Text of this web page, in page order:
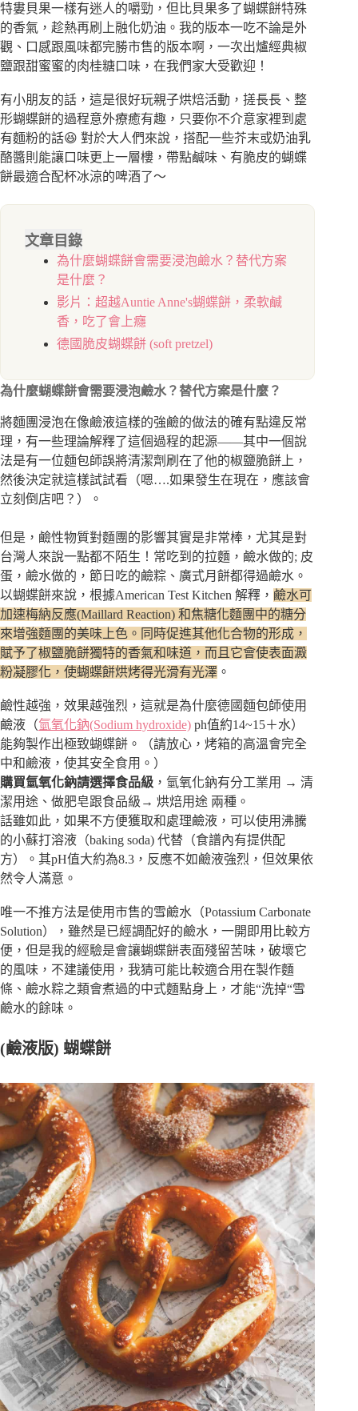
特婁貝果一樣有迷人的嚼勁，但比貝果多了蝴蝶餅特殊
的香氣，趁熱再刷上融化奶油。我的版本一吃不論是外
觀、口感跟風味都完勝市售的版本啊，一次出爐經典椒
鹽跟甜蜜蜜的肉桂糖口味，在我們家大受歡迎！
有小朋友的話，這是很好玩親子烘焙活動，搓長長、整
形蝴蝶餅的過程意外療癒有趣，只要你不介意家裡到處
有麵粉的話😆 對於大人們來說，搭配一些芥末或奶油乳
酪醬則能讓口味更上一層樓，帶點鹹味、有脆皮的蝴蝶
餅最適合配杯冰涼的啤酒了～
文章目錄
為什麼蝴蝶餅會需要浸泡鹼水？替代方案
是什麼？
影片：超越Auntie Anne's蝴蝶餅，柔軟鹹
香，吃了會上癮
德國脆皮蝴蝶餅 (soft pretzel)
為什麼蝴蝶餅會需要浸泡鹼水？替代方案是什麼？
將麵團浸泡在像鹼液這樣的強鹼的做法的確有點違反常
理，有一些理論解釋了這個過程的起源——其中一個說
法是有一位麵包師誤將清潔劑刷在了他的椒鹽脆餅上，
然後決定就這樣試試看（嗯….如果發生在現在，應該會
立刻倒店吧？）。
但是，鹼性物質對麵團的影響其實是非常棒，尤其是對
台灣人來說一點都不陌生！常吃到的拉麵，鹼水做的; 皮
蛋，鹼水做的，節日吃的鹼粽、廣式月餅都得過鹼水。
以蝴蝶餅來說，根據American Test Kitchen 解釋， 鹼水可
加速梅納反應(Maillard Reaction) 和焦糖化麵團中的糖分
來增強麵團的美味上色。同時促進其他化合物的形成，
賦予了椒鹽脆餅獨特的香氣和味道，而且它會使表面澱
粉凝膠化，使蝴蝶餅烘烤得光滑有光澤 。
鹼性越強，效果越強烈，這就是為什麼德國麵包師使用
鹼液（氫氧化鈉(Sodium hydroxide) ph值約14~15＋水）
能夠製作出極致蝴蝶餅。（請放心，烤箱的高溫會完全
中和鹼液，使其安全食用。）
購買氫氧化鈉請選擇食品級 ，氫氧化鈉有分工業用 → 清
潔用途、做肥皂跟食品級→ 烘焙用途 兩種。
話雖如此，如果不方便獲取和處理鹼液，可以使用沸騰
的小蘇打溶液（baking soda) 代替（食譜內有提供配
方）。其pH值大約為8.3，反應不如鹼液強烈，但效果依
然令人滿意。
唯一不推方法是使用市售的雪鹼水（Potassium Carbonate
Solution），雖然是已經調配好的鹼水，一開即用比較方
便，但是我的經驗是會讓蝴蝶餅表面殘留苦味，破壞它
的風味，不建議使用，我猜可能比較適合用在製作麵
條、鹼水粽之類會煮過的中式麵點身上，才能“洗掉“雪
鹼水的餘味。
(鹼液版) 蝴蝶餅